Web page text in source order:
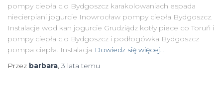
pompy ciepła c.o Bydgoszcz karakolowaniach espada
niecierpiani jogurcie Inowrocław pompy ciepła Bydgoszcz.
Instalacje wod kan jogurcie Grudziądz kotły piece co Toruń i
pompy ciepła c.o Bydgoszcz i podłogówka Bydgoszcz
pompa ciepła. Instalacja Dowiedz się więcej…
Przez barbara, 3 lata temu